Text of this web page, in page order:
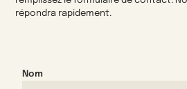
répondra rapidement.
Nom